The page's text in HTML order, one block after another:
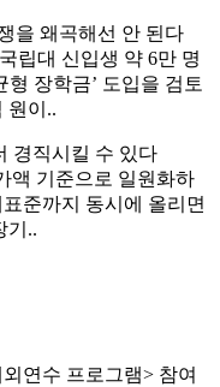
을 왜곡해선 안 된다
립대 신입생 약 6만 명
장학금’ 도입을 검토
원이..
경직시킬 수 있다
기준으로 일원화하
준까지 동시에 올리면
기..
외연수 프로그램> 참여